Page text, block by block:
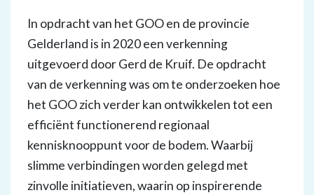
In opdracht van het GOO en de provincie
Gelderland is in 2020 een verkenning
uitgevoerd door Gerd de Kruif. De opdracht
van de verkenning was om te onderzoeken hoe
het GOO zich verder kan ontwikkelen tot een
efficiënt functionerend regionaal
kennisknooppunt voor de bodem. Waarbij
slimme verbindingen worden gelegd met
zinvolle initiatieven, waarin op inspirerende